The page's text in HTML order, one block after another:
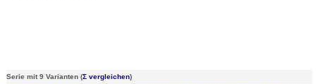
Serie mit 9 Varianten (Σ vergleichen)